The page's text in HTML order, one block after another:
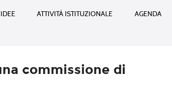
ATTIVITÀ ISTITUZIONALE AGENDA
commissione di